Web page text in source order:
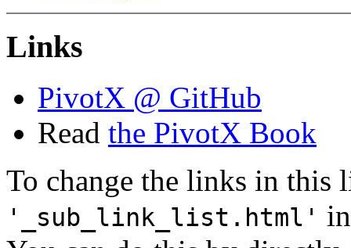
Links
PivotX @ GitHub
Read the PivotX Book
To change the links in this
'_sub_link_list.html'